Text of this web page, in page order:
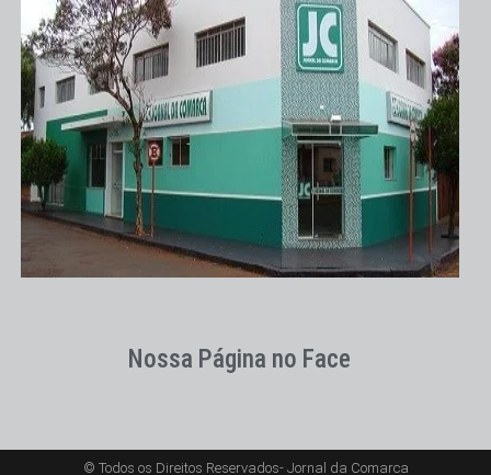
Nossa Página no Face
© Todos os Direitos Reservados- Jornal da Comarca